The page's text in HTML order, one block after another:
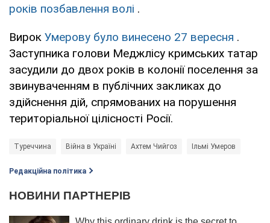
років позбавлення волі .
Вирок Умерову було винесено 27 вересня .
Заступника голови Меджлісу кримських татар
засудили до двох років в колонії поселення за
звинуваченням в публічних закликах до
здійснення дій, спрямованих на порушення
територіальної цілісності Росії.
Туреччина Війна в Україні Ахтем Чийгоз Ільмі Умеров
Редакційна політика